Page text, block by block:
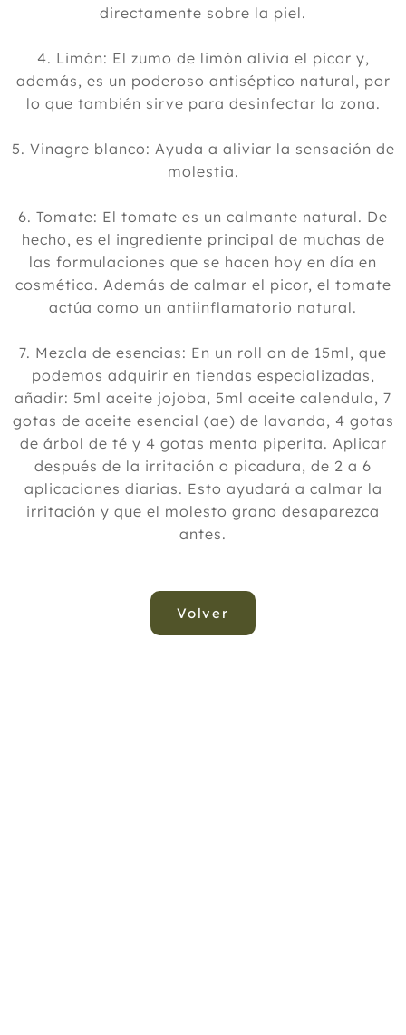
directamente sobre la piel.
4. Limón: El zumo de limón alivia el picor y,
además, es un poderoso antiséptico natural, por
lo que también sirve para desinfectar la zona.
5. Vinagre blanco: Ayuda a aliviar la sensación de
molestia.
6. Tomate: El tomate es un calmante natural. De
hecho, es el ingrediente principal de muchas de
las formulaciones que se hacen hoy en día en
cosmética. Además de calmar el picor, el tomate
actúa como un antiinflamatorio natural.
7. Mezcla de esencias: En un roll on de 15ml, que
podemos adquirir en tiendas especializadas,
añadir: 5ml aceite jojoba, 5ml aceite calendula, 7
gotas de aceite esencial (ae) de lavanda, 4 gotas
de árbol de té y 4 gotas menta piperita. Aplicar
después de la irritación o picadura, de 2 a 6
aplicaciones diarias. Esto ayudará a calmar la
irritación y que el molesto grano desaparezca
antes.
Volver